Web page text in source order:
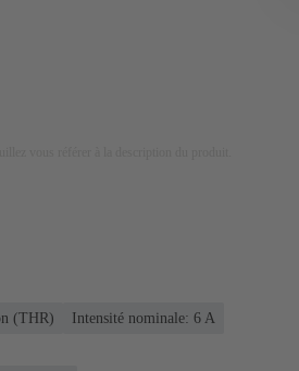
(THR)
Intensité nominale: ‌6 A